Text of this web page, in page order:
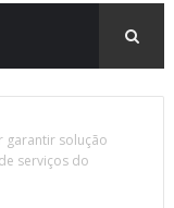
garantir solução
serviços do